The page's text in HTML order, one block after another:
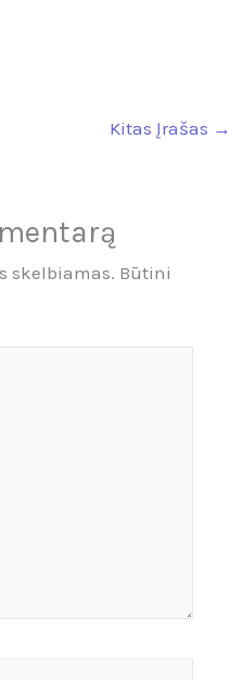
Kitas Įrašas →
skelbiamas. Būtini